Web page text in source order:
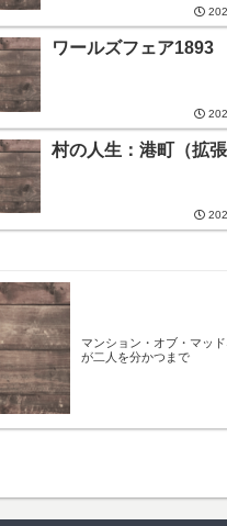
ワールズフェア1893
村の人生：港町（拡張
マンション・オブ・マッ
が二人を分かつまで